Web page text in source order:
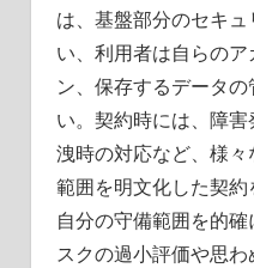
は、基盤部分のセキ
い、利用者は自らの
ン、保存するデータ
い。契約時には、障
洩時の対応など、様
範囲を明文化した契
自分の守備範囲を的
スクの過小評価や思